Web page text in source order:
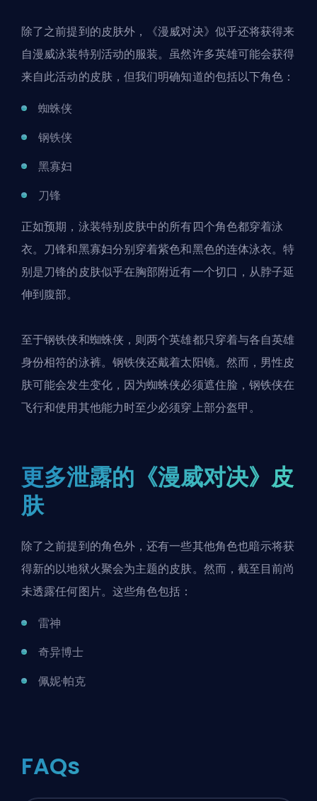
除了之前提到的皮肤外，《漫威对决》似乎还将获得来
自漫威泳装特别活动的服装。虽然许多英雄可能会获得
来自此活动的皮肤，但我们明确知道的包括以下角色：
蜘蛛侠
钢铁侠
黑寡妇
刀锋
正如预期，泳装特别皮肤中的所有四个角色都穿着泳
衣。刀锋和黑寡妇分别穿着紫色和黑色的连体泳衣。特
别是刀锋的皮肤似乎在胸部附近有一个切口，从脖子延
伸到腹部。
至于钢铁侠和蜘蛛侠，则两个英雄都只穿着与各自英雄
身份相符的泳裤。钢铁侠还戴着太阳镜。然而，男性皮
肤可能会发生变化，因为蜘蛛侠必须遮住脸，钢铁侠在
飞行和使用其他能力时至少必须穿上部分盔甲。
更多泄露的《漫威对决》皮
肤
除了之前提到的角色外，还有一些其他角色也暗示将获
得新的以地狱火聚会为主题的皮肤。然而，截至目前尚
未透露任何图片。这些角色包括：
雷神
奇异博士
佩妮·帕克
FAQs